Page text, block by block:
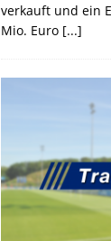
verkauft und ein
Mio. Euro [...]